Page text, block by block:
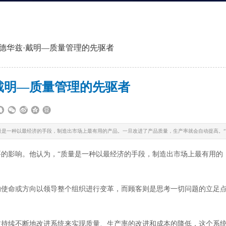
华兹·戴明—质量管理的先驱者
明—质量管理的先驱者
一种以最经济的手段，制造出市场上最有用的产品。一旦改进了产品质量，生产率就会自动提高。”
响。他认为，“质量是一种以最经济的手段，制造出市场上最有用的
或方向以领导整个组织进行变革，而顾客则是思考一切问题的立足
不断地改进系统来实现质量、生产率的改进和成本的降低，这个系